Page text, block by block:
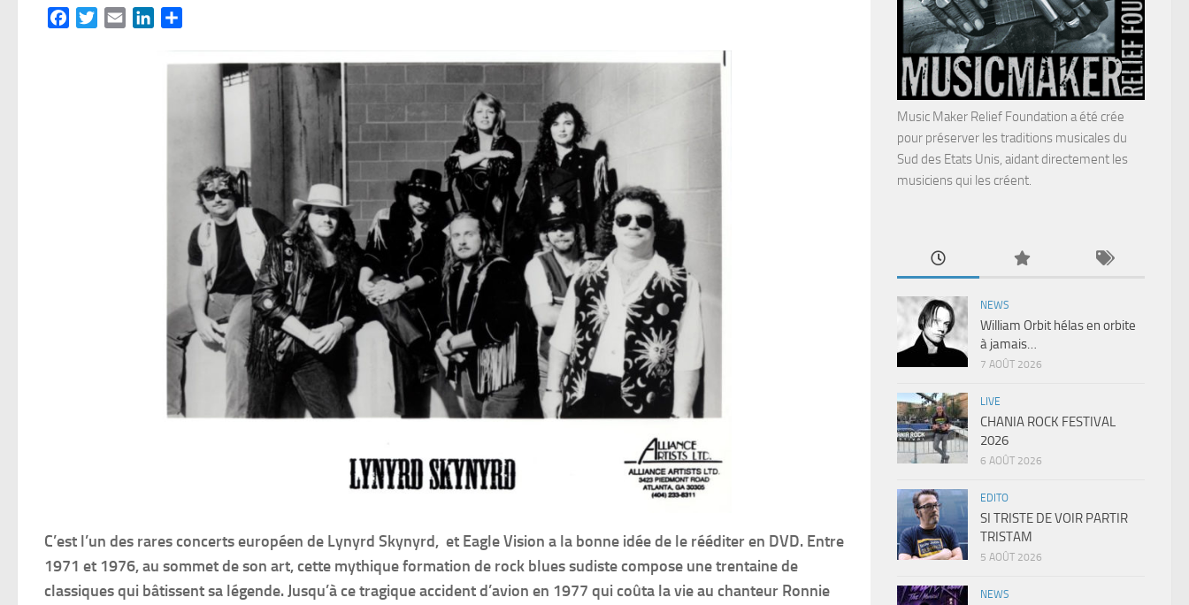
FacebookTwitterEmail LinkedIn
C’est l’un des rares concerts européen de Lynyrd Skynyrd, et Eagle Vision a la bonne idée de le rééditer en DVD. Entre
1971 et 1976, au sommet de son art, cette mythique formation de rock blues sudiste compose une trentaine de
classiques qui bâtissent sa légende. Jusqu’à ce tragique accident d’avion en 1977 qui coûta la vie au chanteur Ronnie
Music Maker Relief Foundation a été crée
pour préserver les traditions musicales du
Sud des Etats Unis, aidant directement les
musiciens qui les créent.
NEWS
William Orbit hélas en orbite
à jamais…
7 AOÛT 2026
LIVE
CHANIA ROCK FESTIVAL
2026
6 AOÛT 2026
EDITO
SI TRISTE DE VOIR PARTIR
TRISTAM
5 AOÛT 2026
NEWS